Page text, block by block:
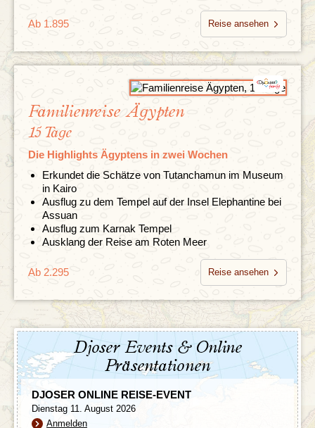
Ab 1.895 Reise ansehen
Familienreise Ägypten
15 Tage
Die Highlights Ägyptens in zwei Wochen
Erkundet die Schätze von Tutanchamun im Museum
in Kairo
Ausflug zu dem Tempel auf der Insel Elephantine bei
Assuan
Ausflug zum Karnak Tempel
Ausklang der Reise am Roten Meer
Ab 2.295 Reise ansehen
Djoser Events & Online
Präsentationen
DJOSER ONLINE REISE-EVENT
Dienstag 11. August 2026
Anmelden